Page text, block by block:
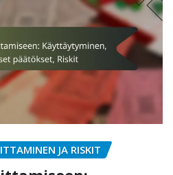
JA RISKIT